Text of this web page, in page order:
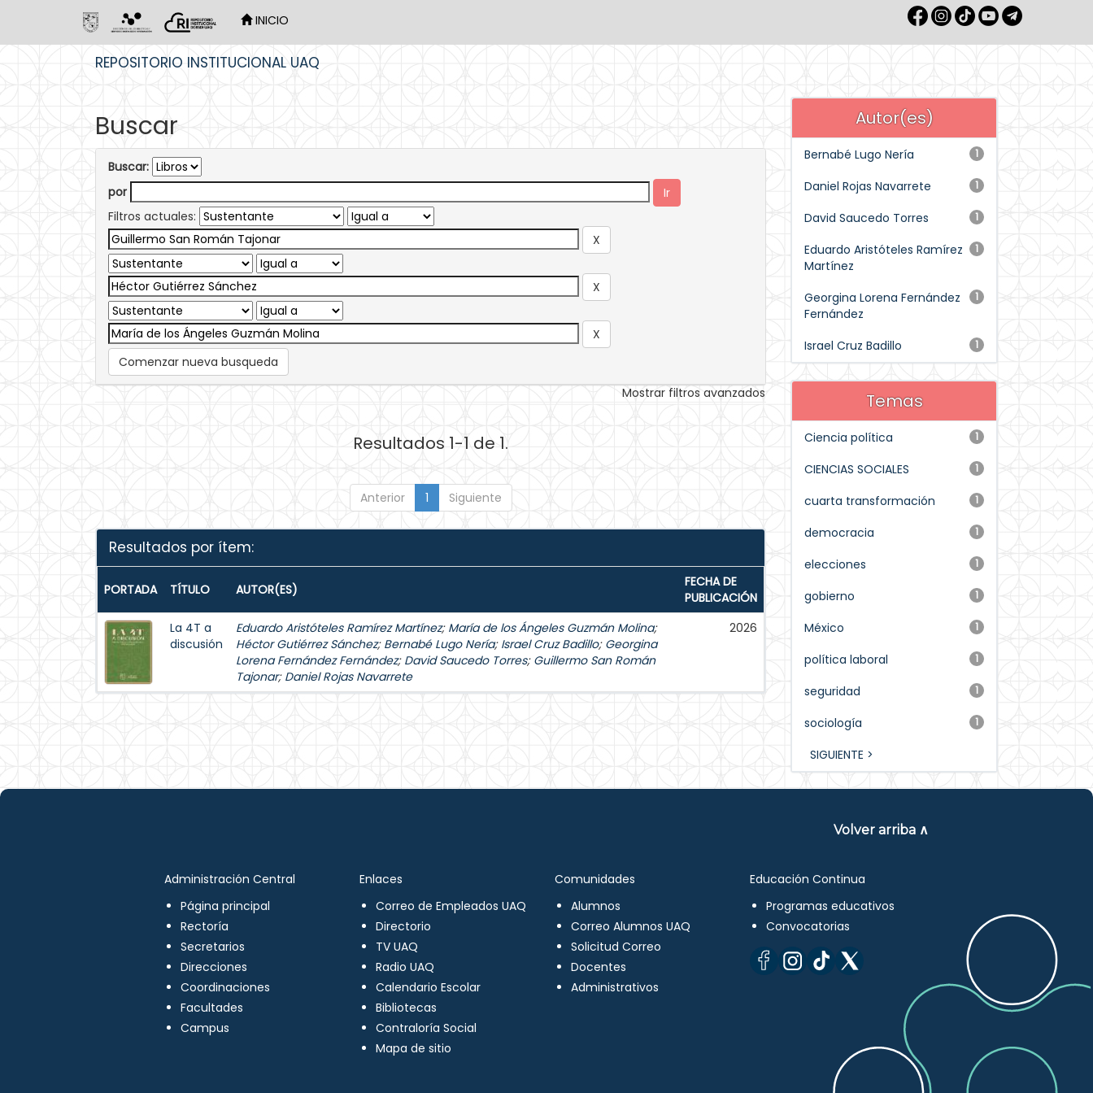
INICIO
REPOSITORIO INSTITUCIONAL UAQ
Buscar
Buscar:
por
Filtros actuales:
Comenzar nueva busqueda
Mostrar filtros avanzados
Resultados 1-1 de 1.
Anterior 1 Siguiente
Resultados por ítem:
PORTADA TÍTULO AUTOR(ES)
FECHA DE
PUBLICACIÓN
La 4T a
discusión
Eduardo Aristóteles Ramírez Martínez; María de los Ángeles Guzmán Molina;
Héctor Gutiérrez Sánchez; Bernabé Lugo Nería; Israel Cruz Badillo; Georgina
Lorena Fernández Fernández; David Saucedo Torres; Guillermo San Román
Tajonar; Daniel Rojas Navarrete
2026
Autor(es)
1
Bernabé Lugo Nería
1
Daniel Rojas Navarrete
1
David Saucedo Torres
1
Eduardo Aristóteles Ramírez
Martínez
1
Georgina Lorena Fernández
Fernández
1
Israel Cruz Badillo
Temas
1
Ciencia política
1
CIENCIAS SOCIALES
1
cuarta transformación
1
democracia
1
elecciones
1
gobierno
1
México
1
política laboral
1
seguridad
1
sociología
SIGUIENTE >
Volver arriba ∧
Administración Central
Página principal
Rectoría
Secretarios
Direcciones
Coordinaciones
Facultades
Campus
Enlaces
Correo de Empleados UAQ
Directorio
TV UAQ
Radio UAQ
Calendario Escolar
Bibliotecas
Contraloría Social
Mapa de sitio
Comunidades
Alumnos
Correo Alumnos UAQ
Solicitud Correo
Docentes
Administrativos
Educación Continua
Programas educativos
Convocatorias